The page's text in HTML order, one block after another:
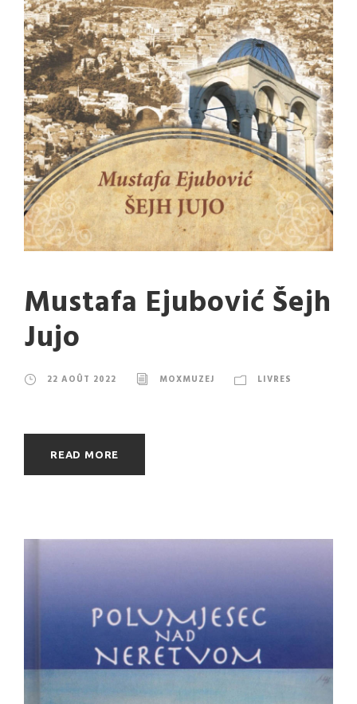
Mustafa Ejubović Šejh
Jujo
22 AOÛT 2022 MOXMUZEJ LIVRES
READ MORE